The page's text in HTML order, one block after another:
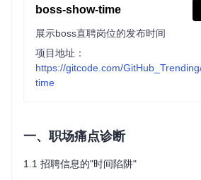
boss-show-time
展示boss直聘岗位的发布时间
项目地址：
https://gitcode.com/
time
一、职场痛点诊断
1.1 招聘信息的"时间陷阱"